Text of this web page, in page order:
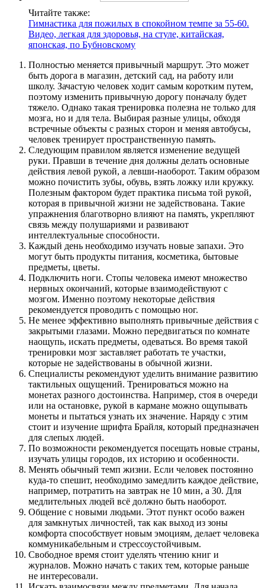
Читайте также:
Гимнастика для пожилых в спокойном темпе за 55-60.
Видео, легкая для здоровья, на стуле, китайская,
японская, по Бубновскому
Полностью меняется привычный маршрут. Это может
быть дорога в магазин, детский сад, на работу или
школу. Зачастую человек ходит самым коротким путем,
поэтому изменить привычную дорогу поначалу будет
тяжело. Однако такая тренировка полезна не только для
мозга, но и для тела. Выбирая разные улицы, обходя
встречные объекты с разных сторон и меняя автобусы,
человек тренирует пространственную память.
Следующим правилом является изменение ведущей
руки. Правши в течение дня должны делать основные
действия левой рукой, а левши-наоборот. Таким образом
можно почистить зубы, обувь, взять ложку или кружку.
Полезным фактором будет практика письма той рукой,
которая в привычной жизни не задействована. Такие
упражнения благотворно влияют на память, укрепляют
связь между полушариями и развивают
интеллектуальные способности.
Каждый день необходимо изучать новые запахи. Это
могут быть продукты питания, косметика, бытовые
предметы, цветы.
Подключить ноги. Стопы человека имеют множество
нервных окончаний, которые взаимодействуют с
мозгом. Именно поэтому некоторые действия
рекомендуется проводить с помощью ног.
Не менее эффективно выполнять привычные действия с
закрытыми глазами. Можно передвигаться по комнате
наощупь, искать предметы, одеваться. Во время такой
тренировки мозг заставляет работать те участки,
которые не задействованы в обычной жизни.
Специалисты рекомендуют уделить внимание развитию
тактильных ощущений. Тренироваться можно на
монетах разного достоинства. Например, стоя в очереди
или на остановке, рукой в кармане можно ощупывать
монеты и пытаться узнать их значение. Наряду с этим
стоит и изучение шрифта Брайля, который предназначен
для слепых людей.
По возможности рекомендуется посещать новые страны,
изучать улицы городов, их историю и особенности.
Менять обычный темп жизни. Если человек постоянно
куда-то спешит, необходимо замедлить каждое действие,
например, потратить на завтрак не 10 мин, а 30. Для
медлительных людей всё должно быть наоборот.
Общение с новыми людьми. Этот пункт особо важен
для замкнутых личностей, так как выход из зоны
комфорта способствует новым эмоциям, делает человека
коммуникабельным и стрессоустойчивым.
Свободное время стоит уделять чтению книг и
журналов. Можно начать с таких тем, которые раньше
не интересовали.